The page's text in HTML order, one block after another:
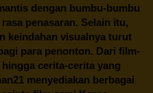
dengan bumbu-bumbu
penasaran. Selain itu,
keindahan visualnya turut
para penonton. Dari film-
cerita-cerita yang
menyediakan berbagai